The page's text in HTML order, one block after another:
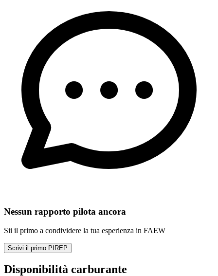
Nessun rapporto pilota ancora
Sii il primo a condividere la tua esperienza in FAEW
Scrivi il primo PIREP
Disponibilità carburante